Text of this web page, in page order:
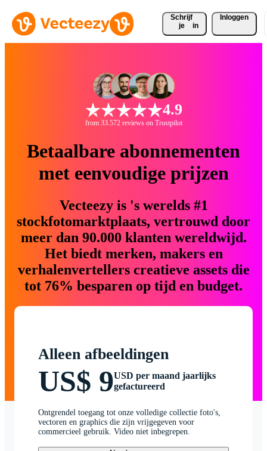
Schrijf
je
in
Inloggen
4.9
from 33.572 reviews on Trustpilot
Betaalbare abonnementen
met eenvoudige prijzen
Vecteezy is 's werelds #1
stockfotomarktplaats, vertrouwd door
meer dan 90.000 klanten wereldwijd.
Het biedt merken, makers en
verhalenvertellers creatieve assets die
tot 76% besparen op tijd en budget.
Alleen afbeeldingen
US$ 9USD per maand jaarlijks
gefactureerd
Ontgrendel toegang tot onze volledige collectie foto's,
vectoren en graphics die zijn vrijgegeven voor
commercieel gebruik. Video niet inbegrepen.